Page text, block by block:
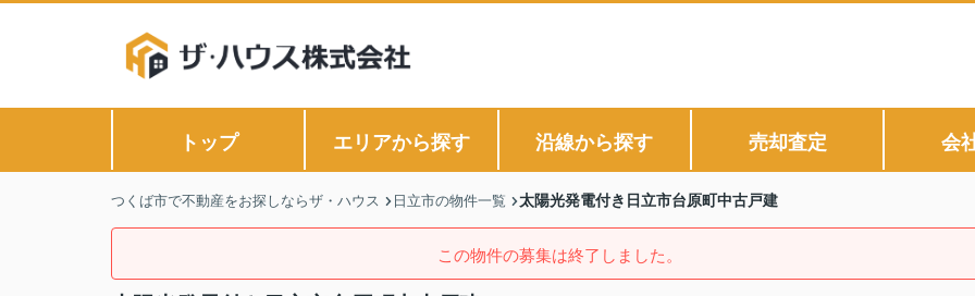
トップ エリアから探す 沿線から探す 売却査定 会
つくば市で不動産をお探しならザ・ハウス 日立市の物件一覧 太陽光発電付き日立市台原町中古戸建
この物件の募集は終了しました。